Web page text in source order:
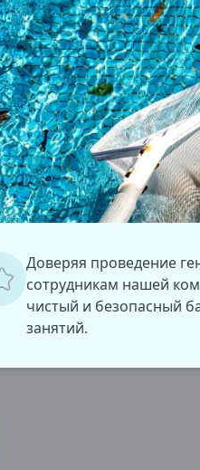
Доверяя проведение
сотрудникам нашей
чистый и безопасный
занятий.